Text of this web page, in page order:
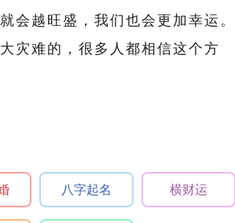
会越旺盛，我们也会更加幸运。
灾难的，很多人都相信这个方
八字起名 横财运